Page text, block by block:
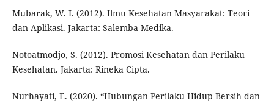
Mubarak, W. I. (2012). Ilmu Kesehatan Masyarakat: Teori
dan Aplikasi. Jakarta: Salemba Medika.
Notoatmodjo, S. (2012). Promosi Kesehatan dan Perilaku
Kesehatan. Jakarta: Rineka Cipta.
Nurhayati, E. (2020). “Hubungan Perilaku Hidup Bersih dan